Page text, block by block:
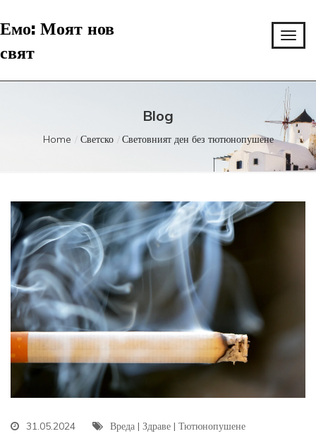
Емо: Моят нов
свят
Blog
Home Светско Световният ден без тютюнопушене
31.05.2024 Вреда | Здраве | Тютюнопушене